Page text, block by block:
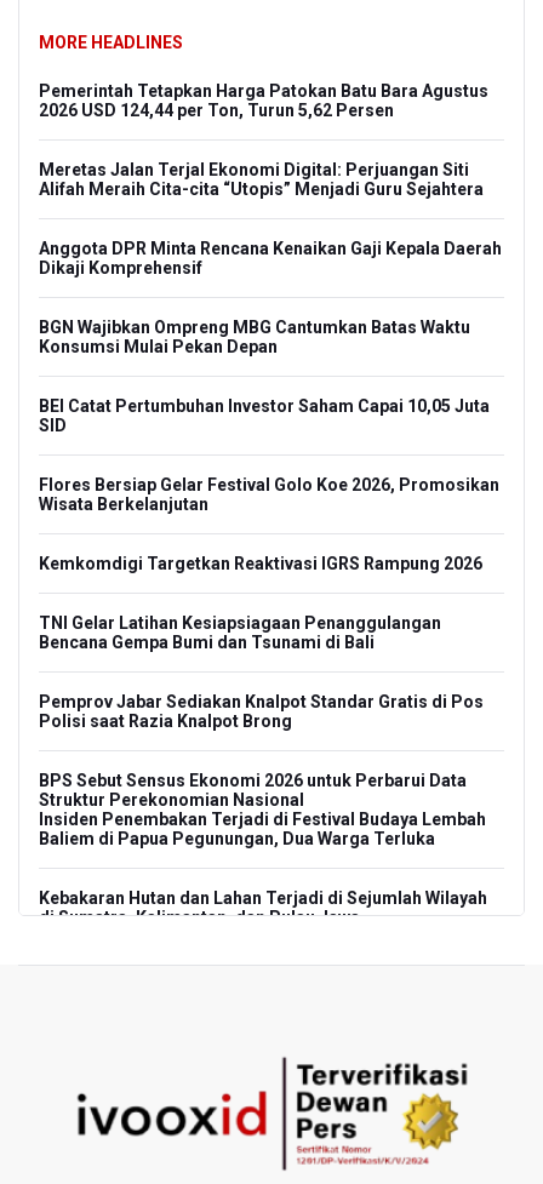
MORE HEADLINES
Pemerintah Tetapkan Harga Patokan Batu Bara Agustus
2026 USD 124,44 per Ton, Turun 5,62 Persen
Meretas Jalan Terjal Ekonomi Digital: Perjuangan Siti
Alifah Meraih Cita-cita “Utopis” Menjadi Guru Sejahtera
Anggota DPR Minta Rencana Kenaikan Gaji Kepala Daerah
Dikaji Komprehensif
BGN Wajibkan Ompreng MBG Cantumkan Batas Waktu
Konsumsi Mulai Pekan Depan
BEI Catat Pertumbuhan Investor Saham Capai 10,05 Juta
SID
Flores Bersiap Gelar Festival Golo Koe 2026, Promosikan
Wisata Berkelanjutan
Kemkomdigi Targetkan Reaktivasi IGRS Rampung 2026
TNI Gelar Latihan Kesiapsiagaan Penanggulangan
Bencana Gempa Bumi dan Tsunami di Bali
Pemprov Jabar Sediakan Knalpot Standar Gratis di Pos
Polisi saat Razia Knalpot Brong
BPS Sebut Sensus Ekonomi 2026 untuk Perbarui Data
Struktur Perekonomian Nasional
Insiden Penembakan Terjadi di Festival Budaya Lembah
Baliem di Papua Pegunungan, Dua Warga Terluka
Kebakaran Hutan dan Lahan Terjadi di Sejumlah Wilayah
di Sumatra, Kalimantan, dan Pulau Jawa
SEA V Cup 2026: Timnas Voli Putri Indonesia Kalah 0-3
Lawan Thailand
Xabi Alonso Sebut Dukungan Penggemar Chelsea
Menakjubkan di GBK, Menang Lawan AC Milan 3-0